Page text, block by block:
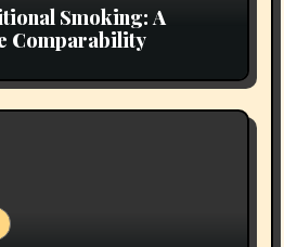
Smoking: A
Comparability